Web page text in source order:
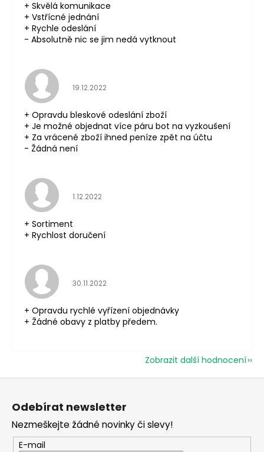
+ Skvělá komunikace
+ Vstřícné jednání
+ Rychle odeslání
- Absolutně nic se jim nedá vytknout
Hodnocení obchodu je 5 z 5 hvězdiček.
19.12.2022
+ Opravdu bleskové odeslání zboží
+ Je možné objednat více páru bot na vyzkoušení
+ Za vrácené zboží ihned peníze zpět na účtu
- Žádná není
Hodnocení obchodu je 5 z 5 hvězdiček.
1.12.2022
+ Sortiment
+ Rychlost doručení
Hodnocení obchodu je 5 z 5 hvězdiček.
30.11.2022
+ Opravdu rychlé vyřízení objednávky
+ Žádné obavy z platby předem.
Zobrazit další hodnocení
Z
Odebírat newsletter
Nezmeškejte žádné novinky či slevy!
E-mail